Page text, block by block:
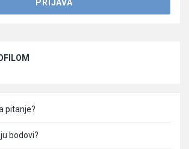
pitanje?
bodovi?